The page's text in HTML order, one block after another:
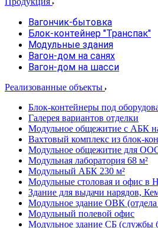
Вагончик-бытовка
Блок-контейнер "Транспак"
Модульные здания
Вагон-дом на санях
Вагон-дом на шасси
Реализованные объекты
Блок-контейнеры под
Галерея вариантов отделки
Модульное общежитие с АБК
Вахтовый комплекс из блок-
Модульное общежитие для
Модульная лаборатория 68 м²
Модульный АБК 230 м²
Модульные столовая и офис в
Здание для выдачи нарядов,
Модульное здание ОВК (отдела
Модульный полевой офис
Модульное здание СБ (службы